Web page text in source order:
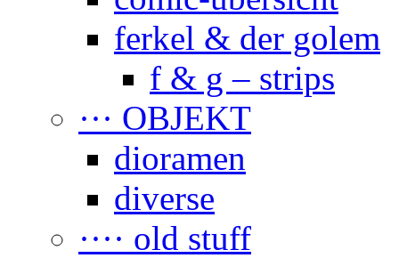
ferkel & der golem
f & g – strips
··· OBJEKT
dioramen
diverse
···· old stuff